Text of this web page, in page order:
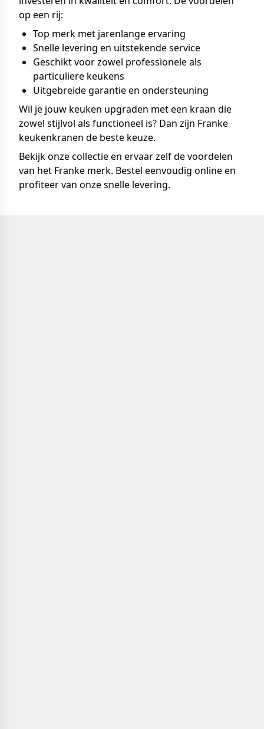
op een rij:
Top merk met jarenlange ervaring
Snelle levering en uitstekende service
Geschikt voor zowel professionele als
particuliere keukens
Uitgebreide garantie en ondersteuning
Wil je jouw keuken upgraden met een kraan die
zowel stijlvol als functioneel is? Dan zijn Franke
keukenkranen de beste keuze.
Bekijk onze collectie en ervaar zelf de voordelen
van het Franke merk. Bestel eenvoudig online en
profiteer van onze snelle levering.